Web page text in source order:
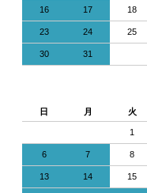
16 17 18
23 24 25
30 31
日 月 火
1
6 7 8
13 14 15